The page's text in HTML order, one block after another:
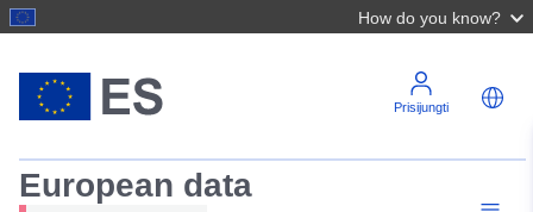
How do you know?
Prisijungti
European data